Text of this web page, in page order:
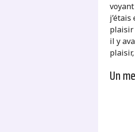
plaisir
il y
Un